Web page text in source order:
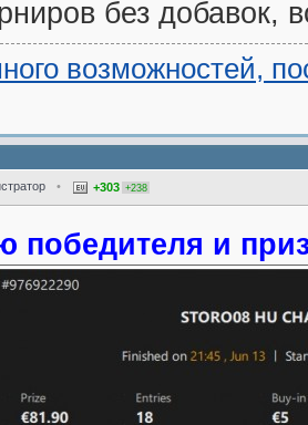
без добавок,
возможностей,
• +303 +238
победителя и